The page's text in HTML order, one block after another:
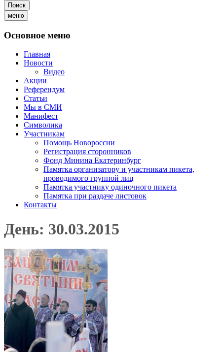
Поиск
меню
Основное меню
Главная
Новости
Видео
Акции
Референдум
Статьи
Мы в СМИ
Манифест
Символика
Участникам
Помощь Новороссии
Регистрация сторонников
Фонд Минина Екатеринбург
Памятка организатору и участникам пикета,
проводимого группой лиц
Памятка участнику одиночного пикета
Памятка при раздаче листовок
Контакты
День: 30.03.2015